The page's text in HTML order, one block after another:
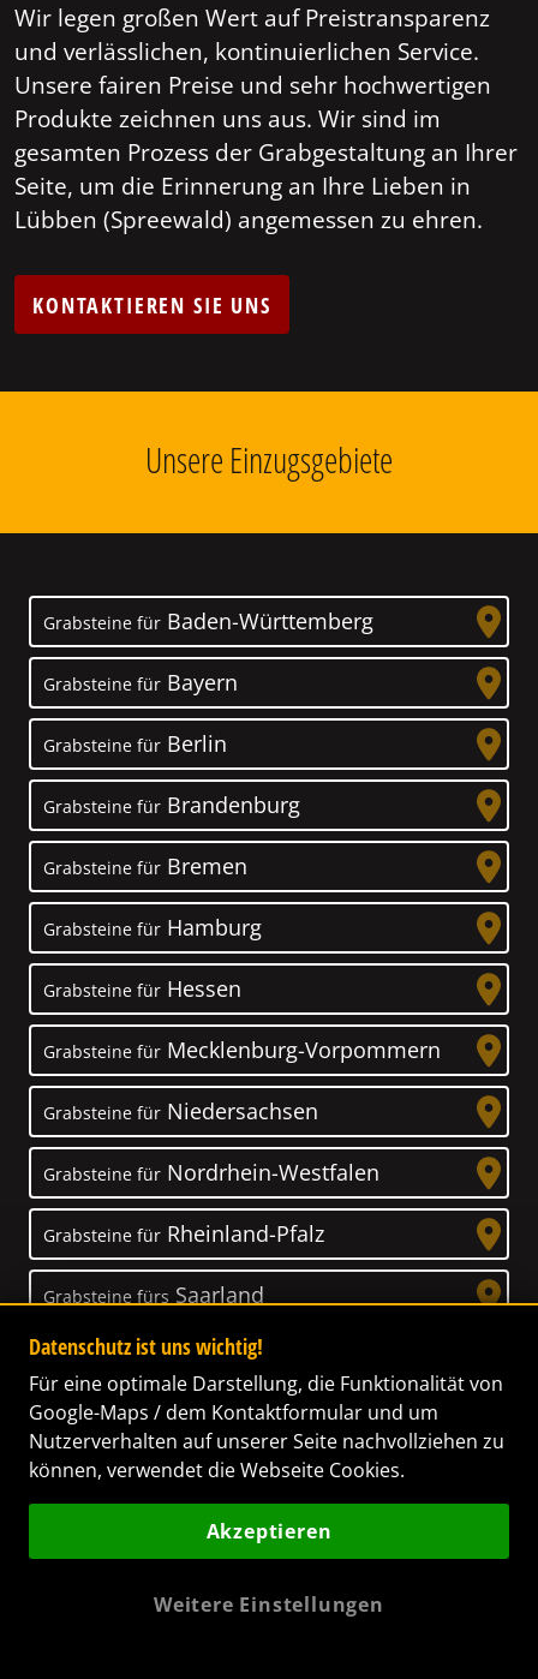
Wir legen großen Wert auf Preistransparenz
und verlässlichen, kontinuierlichen Service.
Unsere fairen Preise und sehr hochwertigen
Produkte zeichnen uns aus. Wir sind im
gesamten Prozess der Grabgestaltung an Ihrer
Seite, um die Erinnerung an Ihre Lieben in
Lübben (Spreewald) angemessen zu ehren.
KONTAKTIEREN SIE UNS
Unsere Einzugsgebiete
Grabsteine für Baden-Württemberg
Grabsteine für Bayern
Grabsteine für Berlin
Grabsteine für Brandenburg
Grabsteine für Bremen
Grabsteine für Hamburg
Grabsteine für Hessen
Grabsteine für Mecklenburg-Vorpommern
Grabsteine für Niedersachsen
Grabsteine für Nordrhein-Westfalen
Grabsteine für Rheinland-Pfalz
Grabsteine fürs Saarland
Grabsteine für Sachsen
Grabsteine für Sachsen-Anhalt
Grabsteine fürSchleswig-Holstein
Thüringen
Datenschutz ist uns wichtig!
Für eine optimale Darstellung, die Funktionalität von
Google-Maps / dem Kontaktformular und um
Nutzerverhalten auf unserer Seite nachvollziehen zu
können, verwendet die Webseite Cookies.
Akzeptieren
Weitere Einstellungen